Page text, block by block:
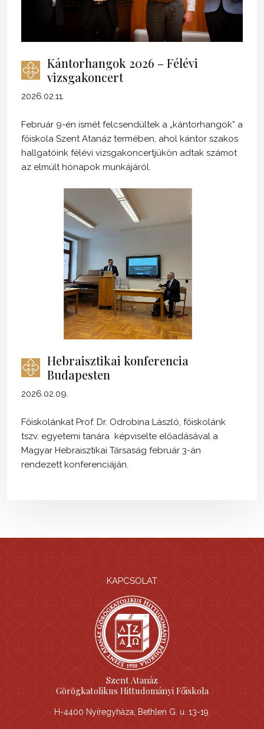
Kántorhangok 2026 – Félévi
vizsgakoncert
2026.02.11.
Február 9-én ismét felcsendültek a „kántorhangok” a
főiskola Szent Atanáz termében, ahol kántor szakos
hallgatóink félévi vizsgakoncertjükön adtak számot
az elmúlt hónapok munkájáról.
Hebraisztikai konferencia
Budapesten
2026.02.09.
Főiskolánkat Prof. Dr. Odrobina László, főiskolánk
tszv. egyetemi tanára képviselte előadásával a
Magyar Hebraisztikai Társaság február 3-án
rendezett konferenciáján.
KAPCSOLAT
Szent Atanáz
Görögkatolikus Hittudományi Főiskola
H-4400 Nyíregyháza, Bethlen G. u. 13-19.